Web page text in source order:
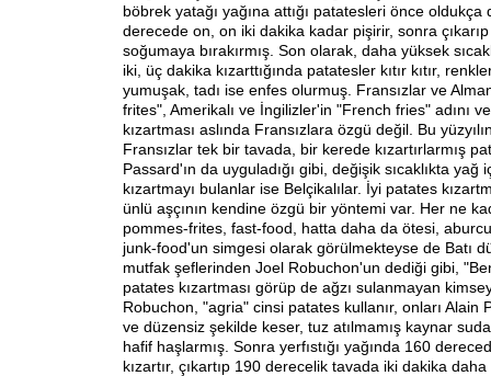
böbrek yatağı yağına attığı patatesleri önce oldukça
derecede on, on iki dakika kadar pişirir, sonra
soğumaya bırakırmış. Son olarak, daha yüksek
iki, üç dakika kızarttığında patatesler kıtır kıtır,
yumuşak, tadı ise enfes olurmuş. Fransızlar ve
frites", Amerikalı ve İngilizler'in "French fries" adını
kızartması aslında Fransızlara özgü değil. Bu
Fransızlar tek bir tavada, bir kerede kızartırlarmış
Passard'ın da uyguladığı gibi, değişik sıcaklıkta yağ
kızartmayı bulanlar ise Belçikalılar. İyi patates
ünlü aşçının kendine özgü bir yöntemi var. Her ne
pommes-frites, fast-food, hatta daha da ötesi,
junk-food'un simgesi olarak görülmekteyse de Batı
mutfak şeflerinden Joel Robuchon'un dediği gibi,
patates kızartması görüp de ağzı sulanmayan
Robuchon, "agria" cinsi patates kullanır, onları Alain
ve düzensiz şekilde keser, tuz atılmamış kaynar
hafif haşlarmış. Sonra yerfıstığı yağında 160
kızartır, çıkartıp 190 derecelik tavada iki dakika daha